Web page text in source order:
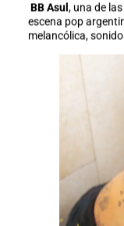
BB Asul , una de
escena pop
melancólica,